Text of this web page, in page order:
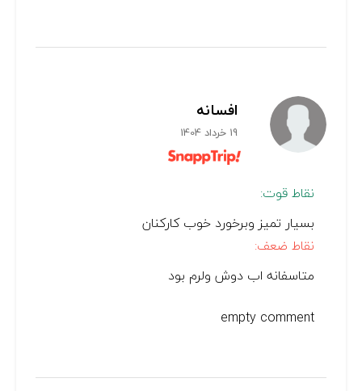
افسانه
19 خرداد 1404
نقاط قوت:
بسیار تمیز وبرخورد خوب کارکنان
نقاط ضعف:
متاسفانه اب دوش ولرم بود
empty comment